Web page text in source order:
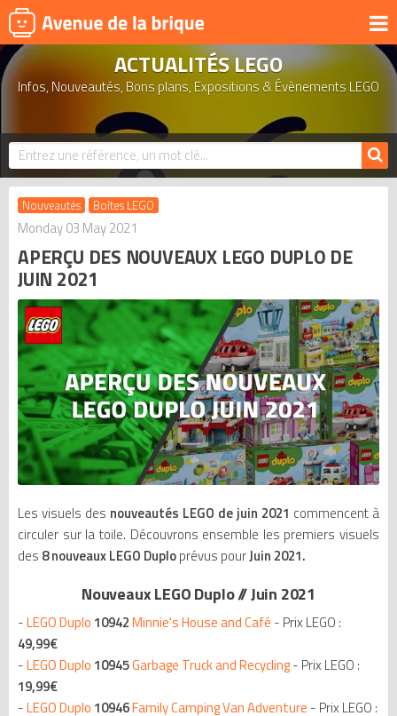
UNIVERS
PRODUITS DÉRIVÉS
NOUVEAUTÉS
LEGO 2026
BONS PLANS
ASSOCIATIONS DE FANS
LEGO LES PLUS CHERS
DERNIERS LEGO AJOUTÉS
ACTUALITÉS LEGO
Infos, Nouveautés, Bons plans, Expositions & Évènements LEGO
Nouveautés Boîtes LEGO
Monday 03 May 2021
APERÇU DES NOUVEAUX LEGO DUPLO DE
JUIN 2021
Les visuels des nouveautés LEGO de juin 2021 commencent à
circuler sur la toile. Découvrons ensemble les premiers visuels
des 8 nouveaux LEGO Duploprévus pourJuin 2021.
Nouveaux LEGO Duplo // Juin 2021
-LEGO Duplo 10942Minnie's House and Café - Prix LEGO :
49,99€
-LEGO Duplo 10945Garbage Truck and Recycling- Prix LEGO :
19,99€
-LEGO Duplo 10946Family Camping Van Adventure - Prix LEGO :